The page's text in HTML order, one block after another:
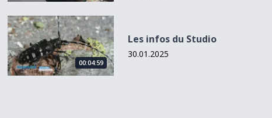
Les infos du Studio
00:04:59
Les infos du Studio
30.01.2025